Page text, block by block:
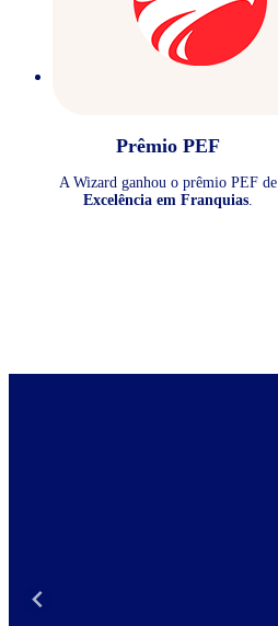
Prêmio PEF
A Wizard ganhou o prêmio PEF de
Excelência em Franquias.